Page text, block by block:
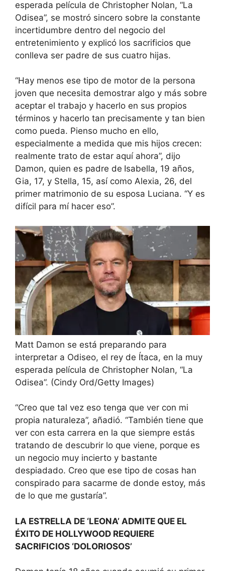
esperada película de Christopher Nolan, “La
Odisea”, se mostró sincero sobre la constante
incertidumbre dentro del negocio del
entretenimiento y explicó los sacrificios que
conlleva ser padre de sus cuatro hijas.
“Hay menos ese tipo de motor de la persona
joven que necesita demostrar algo y más sobre
aceptar el trabajo y hacerlo en sus propios
términos y hacerlo tan precisamente y tan bien
como pueda. Pienso mucho en ello,
especialmente a medida que mis hijos crecen:
realmente trato de estar aquí ahora”, dijo
Damon, quien es padre de Isabella, 19 años,
Gia, 17, y Stella, 15, así como Alexia, 26, del
primer matrimonio de su esposa Luciana. “Y es
difícil para mí hacer eso”.
Matt Damon se está preparando para
interpretar a Odiseo, el rey de Ítaca, en la muy
esperada película de Christopher Nolan, “La
Odisea”. (Cindy Ord/Getty Images)
“Creo que tal vez eso tenga que ver con mi
propia naturaleza”, añadió. “También tiene que
ver con esta carrera en la que siempre estás
tratando de descubrir lo que viene, porque es
un negocio muy incierto y bastante
despiadado. Creo que ese tipo de cosas han
conspirado para sacarme de donde estoy, más
de lo que me gustaría”.
LA ESTRELLA DE ‘LEONA’ ADMITE QUE EL
ÉXITO DE HOLLYWOOD REQUIERE
SACRIFICIOS ‘DOLORIOSOS’